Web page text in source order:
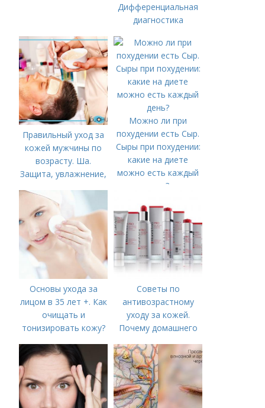
Дифференциальная
диагностика
Правильный уход за
кожей мужчины по
возрасту. Ша.
Защита, увлажнение,
Можно ли при
похудении есть Сыр.
Сыры при похудении:
какие на диете
можно есть каждый
день?
Основы ухода за
лицом в 35 лет +. Как
очищать и
тонизировать кожу?
Советы по
антивозрастному
уходу за кожей.
Почему домашнего